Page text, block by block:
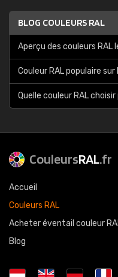
BLOG COULEURS RAL
Aperçu des couleurs RAL
Couleur RAL populaire
Quelle couleur RAL
CouleursRAL.fr
Accueil
Couleurs RAL
Acheter éventail couleur
Blog